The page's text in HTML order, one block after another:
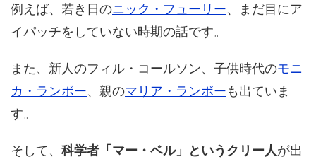
例えば、若き日のニック・フューリー、まだ目にア
イパッチをしていない時期の話です。
また、新人のフィル・コールソン、子供時代のモニ
カ・ランボー、親のマリア・ランボーも出ていま
す。
そして、 科学者「マー・ベル」というクリー人が出